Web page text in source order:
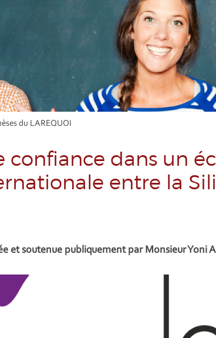
du LAREQUOI
dans un
entre la
et soutenue publiquement par Monsieur Yoni